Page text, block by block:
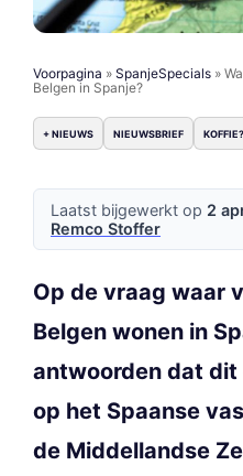
Voorpagina » SpanjeSpecials »
Belgen in Spanje?
+ NIEUWS NIEUWSBRIEF KOFFIE?
Laatst bijgewerkt op 2
Remco Stoffer
Op de vraag waar
Belgen wonen in
antwoorden dat
op het Spaanse
de Middellandse